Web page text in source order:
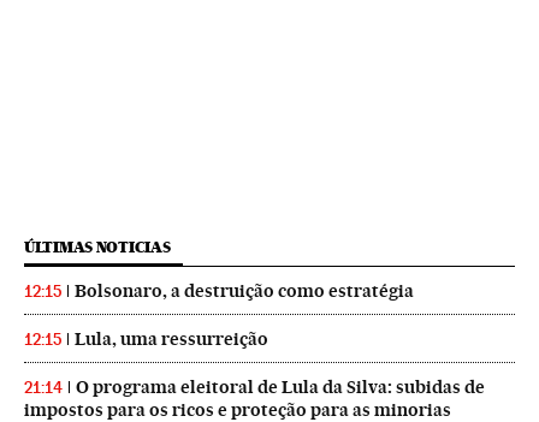
ÚLTIMAS NOTICIAS
12:15 Bolsonaro, a destruição como estratégia
12:15 Lula, uma ressurreição
21:14
O programa eleitoral de Lula da Silva: subidas de
impostos para os ricos e proteção para as minorias